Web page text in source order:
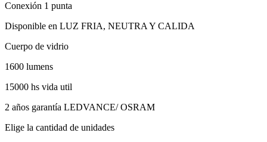
Conexión 1 punta
Disponible en LUZ FRIA, NEUTRA Y CALIDA
Cuerpo de vidrio
1600 lumens
15000 hs vida util
2 años garantía LEDVANCE/ OSRAM
Elige la cantidad de unidades